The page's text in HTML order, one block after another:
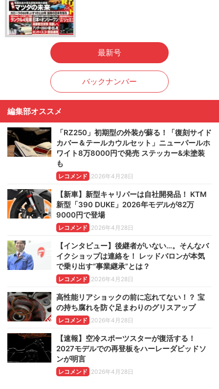
最新号
バックナンバー
編集部オススメ
「RZ250」初期型の外装が蘇る！「復刻サイド
カバー＆テールカウルセット」ニューパールホ
ワイト8万8000円で発売 ステッカー&未塗装
も
レコメンド 2026年4月28日
【新車】新型キャリパーは自社開発品！ KTM
新型「390 DUKE」2026年モデルが82万
9000円で登場
レコメンド 2026年4月28日
【インタビュー】後継者がいない…。そんなバ
イクショップは連絡を！ レッドバロンが本気
で乗り出す“事業継承”とは？
レコメンド 2026年4月28日
高性能リアショックの前に忘れてない！？ 宝
の持ち腐れを防ぐ足まわりのグリスアップ
レコメンド 2026年4月28日
【速報】空冷スポーツスターが復活する！
2027モデルでの再登板をハーレーダビッドソ
ンが明言
レコメンド 2026年4月28日